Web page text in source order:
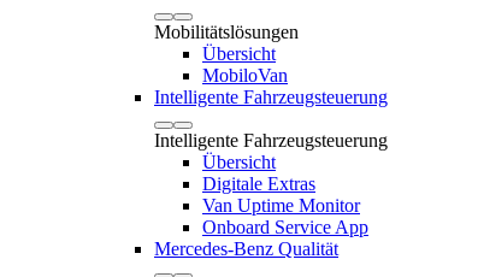
Mobilitätslösungen
Übersicht
MobiloVan
Intelligente Fahrzeugsteuerung
Intelligente Fahrzeugsteuerung
Übersicht
Digitale Extras
Van Uptime Monitor
Onboard Service App
Mercedes-Benz Qualität